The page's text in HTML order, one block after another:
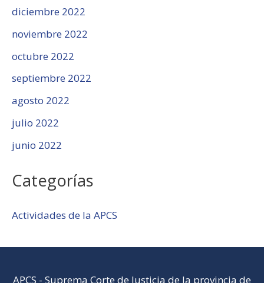
diciembre 2022
noviembre 2022
octubre 2022
septiembre 2022
agosto 2022
julio 2022
junio 2022
Categorías
Actividades de la APCS
APCS - Suprema Corte de Justicia de la provincia de